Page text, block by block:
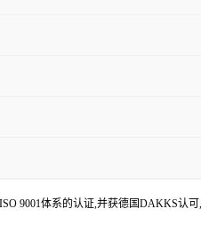
9001体系的认证,并获德国DAKKS认